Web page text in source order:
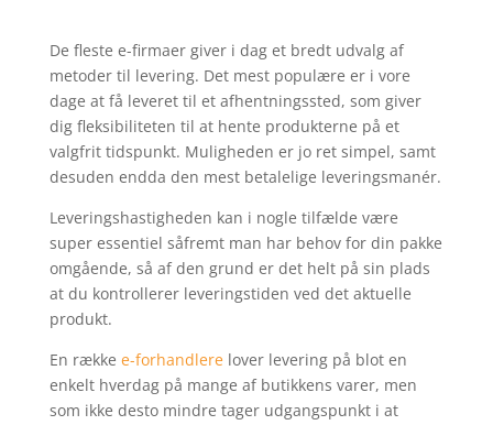
De fleste e-firmaer giver i dag et bredt udvalg af
metoder til levering. Det mest populære er i vore
dage at få leveret til et afhentningssted, som giver
dig fleksibiliteten til at hente produkterne på et
valgfrit tidspunkt. Muligheden er jo ret simpel, samt
desuden endda den mest betalelige leveringsmanér.
Leveringshastigheden kan i nogle tilfælde være
super essentiel såfremt man har behov for din pakke
omgående, så af den grund er det helt på sin plads
at du kontrollerer leveringstiden ved det aktuelle
produkt.
En række e-forhandlerelover levering på blot en
enkelt hverdag på mange af butikkens varer, men
som ikke desto mindre tager udgangspunkt i at